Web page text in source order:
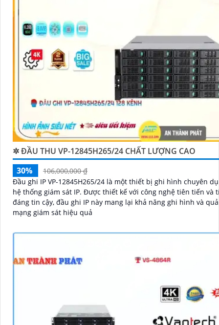
✲ ĐẦU THU VP-12845H265/24 CHẤT LƯỢNG CAO
30%
106,000,000 ₫
Đầu ghi IP VP-12845H265/24 là một thiết bị ghi hình chuyên
hệ thống giám sát IP. Được thiết kế với công nghệ tiên tiến và tính năng
đáng tin cậy, đầu ghi IP này mang lại khả năng ghi hình và
mạng giám sát hiệu quả